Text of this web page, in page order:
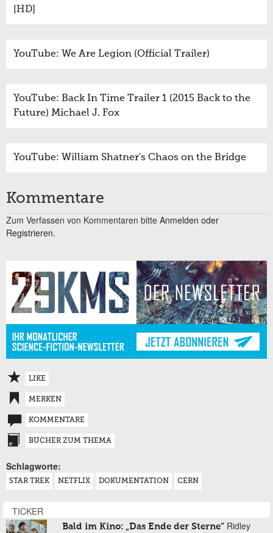
[HD]
YouTube: We Are Legion (Official Trailer)
YouTube: Back In Time Trailer 1 (2015 Back to the
Future) Michael J. Fox
YouTube: William Shatner's Chaos on the Bridge
Kommentare
Zum Verfassen von Kommentaren bitte Anmelden oder
Registrieren.
LIKE
MERKEN
KOMMENTARE
BÜCHER ZUM THEMA
Schlagworte:
STAR TREK NETFLIX DOKUMENTATION CERN
TICKER
Bald im Kino: „Das Ende der Sterne“ Ridley